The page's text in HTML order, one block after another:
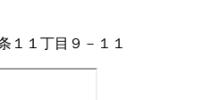
１１丁目９－１１